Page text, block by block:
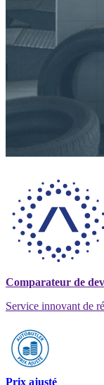
Comparateur de
Service innovant de
Prix ajusté